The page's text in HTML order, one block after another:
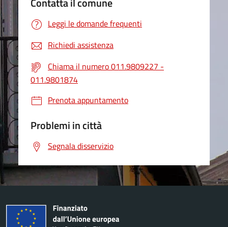
Leggi le domande frequenti
Richiedi assistenza
Chiama il numero 011.9809227 -
011.9801874
Prenota appuntamento
Problemi in città
Segnala disservizio